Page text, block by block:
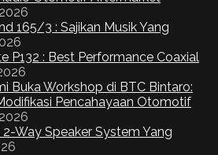
165/3 : Sajikan Musik Yang
P132 : Best Performance Coaxial
Buka Workshop di BTC Bintaro:
Pencahayaan Otomotif
Way Speaker System Yang